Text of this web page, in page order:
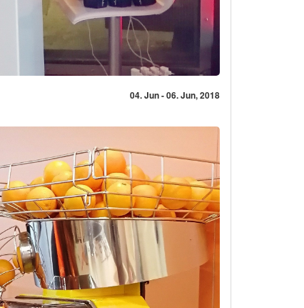
04. Jun - 06. Jun, 2018